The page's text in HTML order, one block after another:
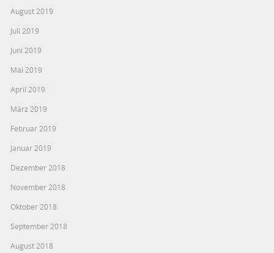
August 2019
Juli 2019
Juni 2019
Mai 2019
April 2019
März 2019
Februar 2019
Januar 2019
Dezember 2018
November 2018
Oktober 2018
September 2018
August 2018